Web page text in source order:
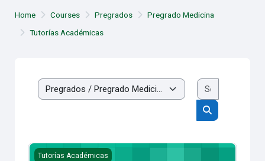
Home Courses Pregrados
Pregrado Medicina
Tutorías Académicas
Course categories
Search
Tutores Pares Académicos de la Facultad de Medicina -
Tutorías Académicas